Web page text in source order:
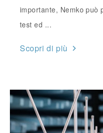
importante, Nemko può
test ed ...
Scopri di più